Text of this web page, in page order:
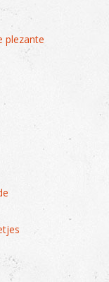
plezante